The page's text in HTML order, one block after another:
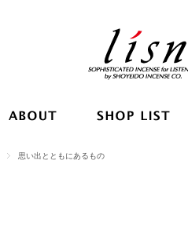
思い出とともにあるもの